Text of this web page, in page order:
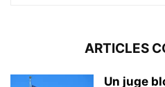
ARTICLES
Un juge